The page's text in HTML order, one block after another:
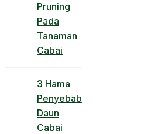
Pruning
Pada
Tanaman
Cabai
3 Hama
Penyebab
Daun
Cabai